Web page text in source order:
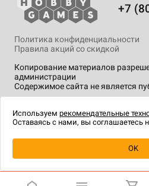
Уведомить о
+7
Копирование материалов
администрации
Содержимое сайта не является
Политика конфиденциальности
Правила акций со скидкой
технологии.
Используем рекомендательные
Оставаясь с нами, вы соглашаетесь
OK